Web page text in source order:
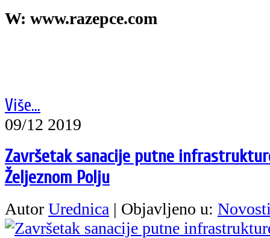
W: www.razepce.com
Više...
09/12 2019
Završetak sanacije putne
Željeznom Polju
Autor Urednica | Objavljeno u: